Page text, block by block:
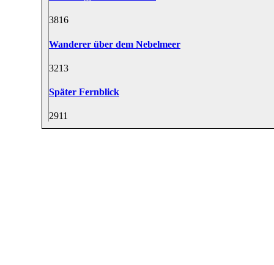
3816
Wanderer über dem Nebelmeer
3213
Später Fernblick
2911